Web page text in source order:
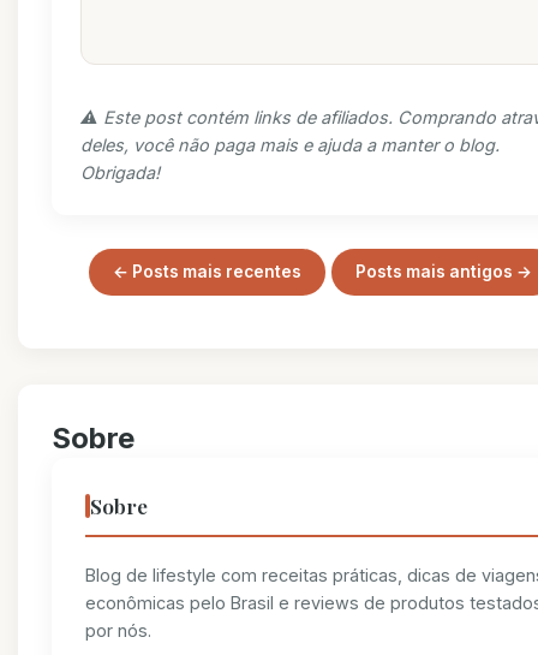
⚠️ Este post contém links de afiliados. Comprando
deles, você não paga mais e ajuda a manter o blog.
Obrigada!
← Posts mais recentes Posts mais antigos →
Sobre
Sobre
Blog de lifestyle com receitas práticas, dicas de
econômicas pelo Brasil e reviews de produtos
por nós.